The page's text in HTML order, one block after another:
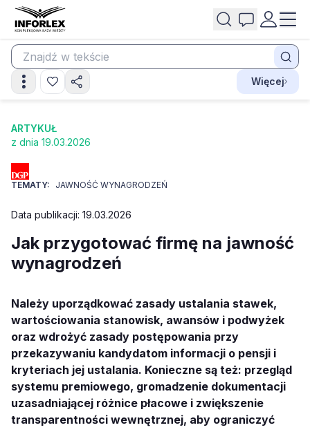
Więcej
ARTYKUŁ
z dnia 19.03.2026
TEMATY: JAWNOŚĆ WYNAGRODZEŃ
Data publikacji: 19.03.2026
Jak przygotować firmę na jawność
wynagrodzeń
Należy uporządkować zasady ustalania stawek,
wartościowania stanowisk, awansów i podwyżek
oraz wdrożyć zasady postępowania przy
przekazywaniu kandydatom informacji o pensji i
kryteriach jej ustalania. Konieczne są też: przegląd
systemu premiowego, gromadzenie dokumentacji
uzasadniającej różnice płacowe i zwiększenie
transparentności wewnętrznej, aby ograniczyć